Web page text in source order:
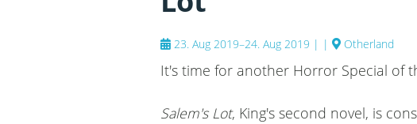
23. Aug 2019–24. Aug 2019 | | Otherland
It's time for another Horror Special of
Salem's Lot, King's second novel, is